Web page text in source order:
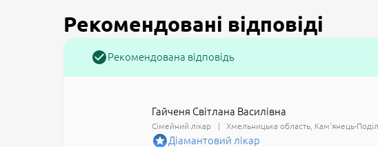
Рекомендовані відповіді
Рекомендована відповідь
Гайченя Світлана Василівна
Сімейний лікар Хмельницька область Кам'янець-
Діамантовий лікар